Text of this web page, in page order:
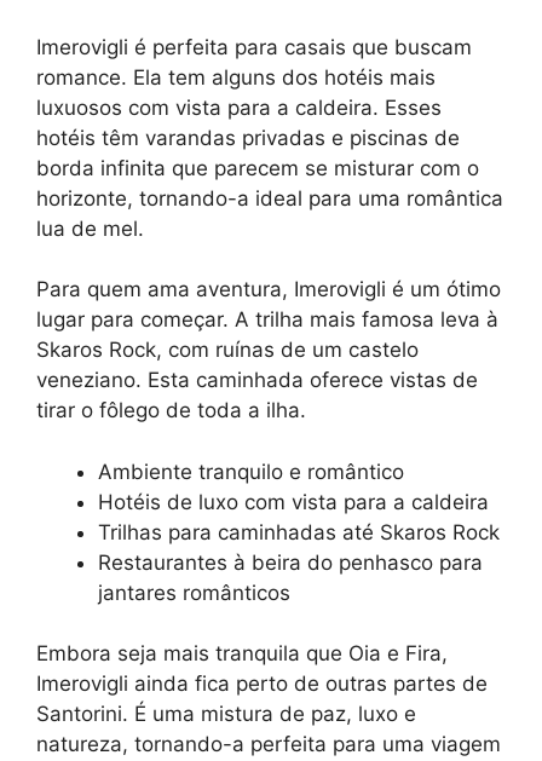
Imerovigli é perfeita para casais que buscam
romance. Ela tem alguns dos hotéis mais
luxuosos com vista para a caldeira. Esses
hotéis têm varandas privadas e piscinas de
borda infinita que parecem se misturar com o
horizonte, tornando-a ideal para uma romântica
lua de mel.
Para quem ama aventura, Imerovigli é um ótimo
lugar para começar. A trilha mais famosa leva à
Skaros Rock, com ruínas de um castelo
veneziano. Esta caminhada oferece vistas de
tirar o fôlego de toda a ilha.
Ambiente tranquilo e romântico
Hotéis de luxo com vista para a caldeira
Trilhas para caminhadas até Skaros Rock
Restaurantes à beira do penhasco para
jantares românticos
Embora seja mais tranquila que Oia e Fira,
Imerovigli ainda fica perto de outras partes de
Santorini. É uma mistura de paz, luxo e
natureza, tornando-a perfeita para uma viagem